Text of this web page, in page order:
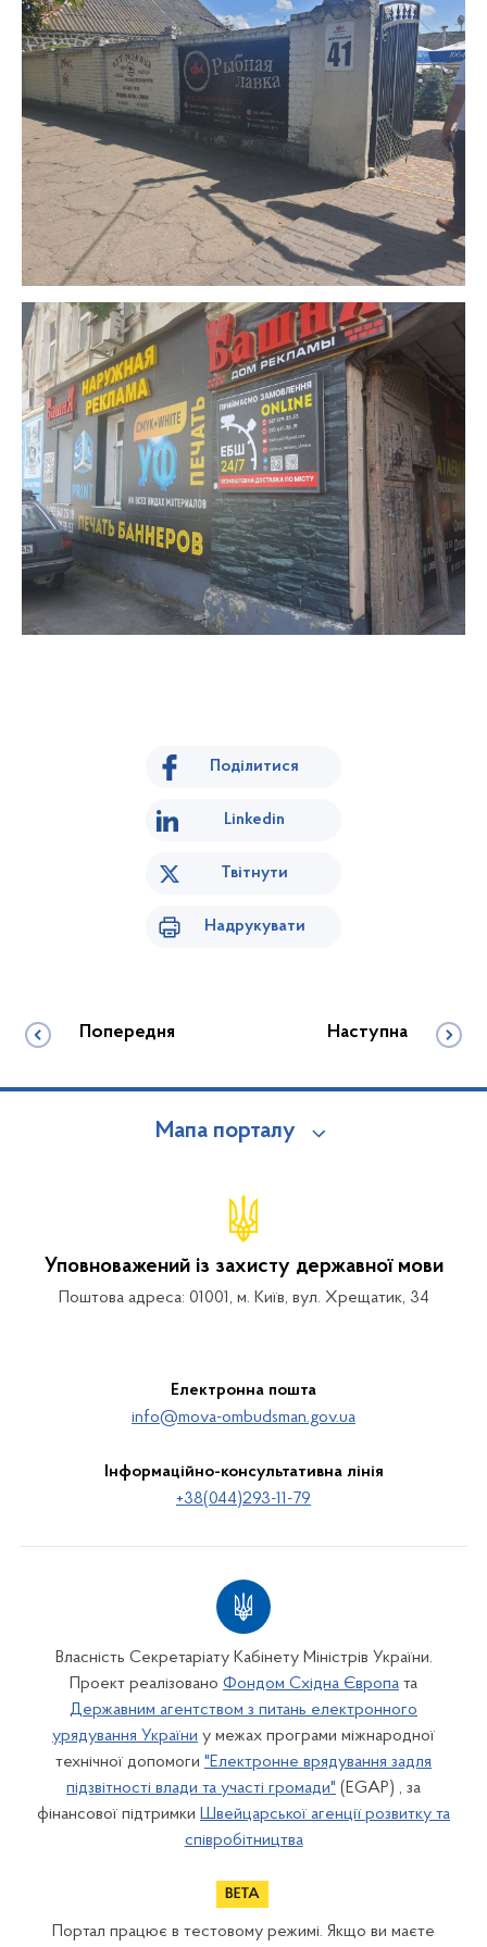
Поділитися
Linkedin
Твітнути
Надрукувати
Попередня Наступна
Мапа порталу
Уповноважений із захисту державної мови
Поштова адреса: 01001, м. Київ, вул. Хрещатик, 34
Електронна пошта
info@mova-ombudsman.gov.ua
Інформаційно-консультативна лінія
+38(044)293-11-79
Власність Секретаріату Кабінету Міністрів України.
Проект реалізовано Фондом Східна Європа та
Державним агентством з питань електронного
урядування України у межах програми міжнародної
технічної допомоги "Електронне врядування задля
підзвітності влади та участі громади" (EGAP) , за
фінансової підтримки Швейцарської агенції розвитку та
співробітництва
Портал працює в тестовому режимі. Якщо ви маєте